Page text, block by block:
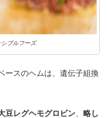
ブルフーズ
ースのヘムは、遺伝子組換
豆レグヘモグロビン
略し